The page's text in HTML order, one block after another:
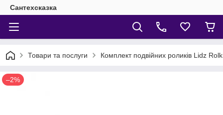
Сантехсказка
Товари та послуги Комплект подвійних роликів Lidz
–2%